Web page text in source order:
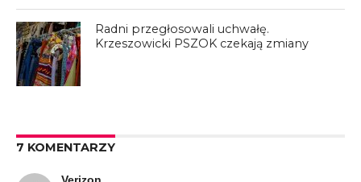
Radni przegłosowali uchwałę.
Krzeszowicki PSZOK czekają zmiany
7 KOMENTARZY
Verizon